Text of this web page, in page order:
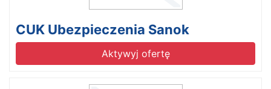
CUK Ubezpieczenia Sanok
Aktywyj ofertę